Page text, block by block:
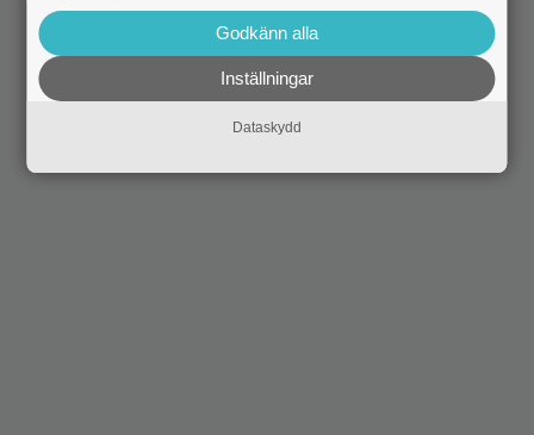
Godkänn alla
Inställningar
Dataskydd